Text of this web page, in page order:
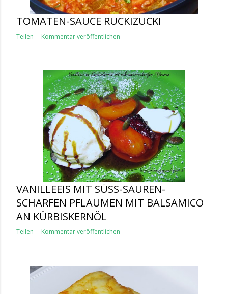
TOMATEN-SAUCE RUCKIZUCKI
Teilen Kommentar veröffentlichen
VANILLEEIS MIT SÜSS-SAUREN-S
CHARFEN PFLAUMEN MIT BALSAMICO A
N KÜRBISKERNÖL
Teilen Kommentar veröffentlichen